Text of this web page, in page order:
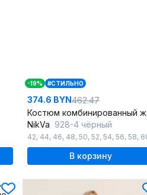
-19% #СТИЛЬНО
374.6 BYN462.47
NikVa 928-4 чёрный
42, 44, 46, 48, 50, 52, 54, 56, 58,
В корзину